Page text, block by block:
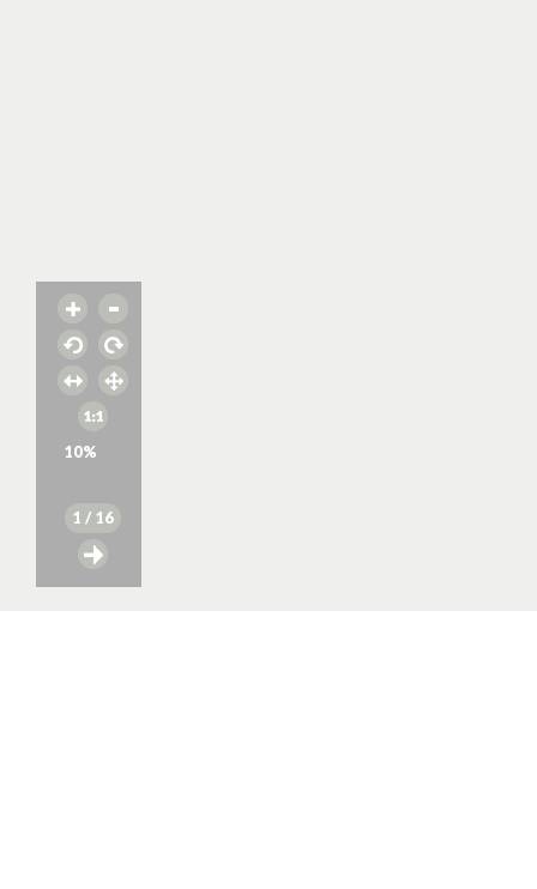
10%
1 / 16